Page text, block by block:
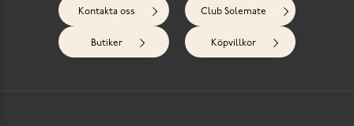
Kontakta oss Club Solemate
Butiker Köpvillkor